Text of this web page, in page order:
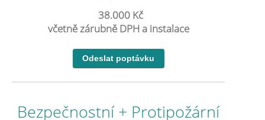
38.000 Kč
včetně zárubně DPH a instalace
Bezpečnostní + Protipožární